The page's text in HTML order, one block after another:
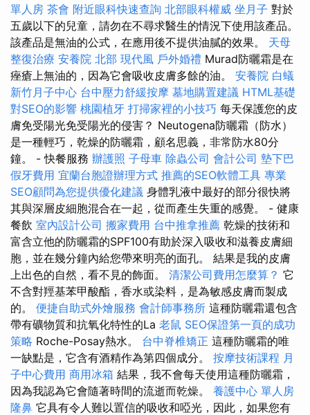
單人房 茶會 附近眼科快速查詢 北部眼科權威 坐月子 對於
五歲以下的兒童，請勿在不尋求醫生的情況下使用該產品。
該產品是無油的公式，在應用後不提供油膩的效果。 天母
整復治療 安養院 北部 現代風 戶外婚禮 Murad防曬霜是在
痤瘡上無油的，因為它會吸收皮膚多餘的油。 安養院 白蟻
新竹月子中心 台中壓力舒緩按摩 墓地購置建議 HTML基礎
對SEO的影響 桃園植牙 打掃家裡的小技巧 每天保護您的皮
膚免受陽光免受陽光的侵害？ Neutogena防曬霜（防水）
是一種輕巧，乾燥的防曬霜，顧名思義，非常防水80分
鐘。 - 快餐服務 辦護照 子母車 除蟲公司 會計公司 墊下巴
假牙費用 宜蘭台胞證辦理方式 推薦的SEO軟體工具 專業
SEO顧問為您提供優化建議 身體乳液中最好的部分很快將
其與深層皮細胞混合在一起，從而產生失重的感覺。 - 健康
餐飲 室內設計公司 搬家費用 台中推拿推薦 乾燥的技術和
富含立他的防曬霜的SPF100有助於深入吸收和滋養皮膚細
胞，並在幾分鐘內給您帶來明亮的面孔。 結果是我的皮膚
上出色的自然，看不見的飾面。 清潔公司費用怎麼算？ 它
不含對羥基苯甲酸酯，香水或染料，是為敏感皮膚而製成
的。 便捷自助式外燴服務 會計師事務所 這種防曬霜還包含
帶有礦物質和抗氧化特性的La 老鼠 SEO保證第一頁的成功
策略 Roche-Posay熱水。 台中脊椎矯正 這種防曬霜的唯
一缺點是，它含有酒精作為第四個成分。 按摩技術課程 月
子中心費用 商用冰箱 結果，我不會每天使用這種防曬霜，
因為我認為它會隨著時間的流逝而乾燥。 養護中心 單人房
隆鼻 它具有令人難以置信的吸收和啞光，因此，如果您有